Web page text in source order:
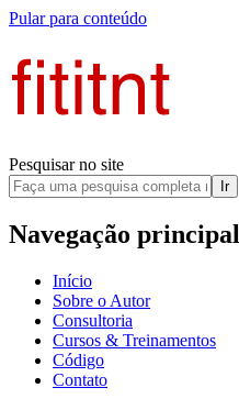
Pular para conteúdo
Pesquisar no site
Ir
Navegação principal
Início
Sobre o Autor
Consultoria
Cursos & Treinamentos
Código
Contato